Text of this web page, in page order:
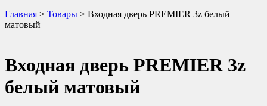
Главная > Товары > Входная дверь PREMIER 3z белый
матовый
Входная дверь PREMIER 3z
белый матовый